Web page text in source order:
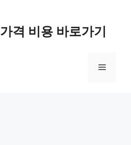
가격 비용 바로가기
메